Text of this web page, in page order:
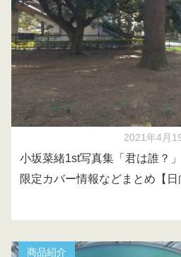
2021年4月
小坂菜緒1st写真集「君は誰？
限定カバー情報などまとめ【日
商品紹介